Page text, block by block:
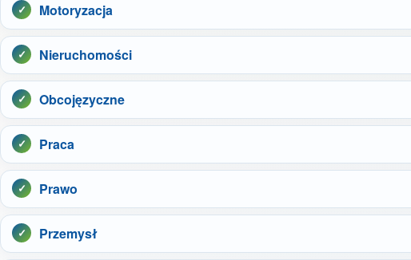
Motoryzacja
Nieruchomości
Obcojęzyczne
Praca
Prawo
Przemysł